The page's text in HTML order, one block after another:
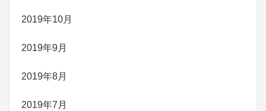
2019年10月
2019年9月
2019年8月
2019年7月